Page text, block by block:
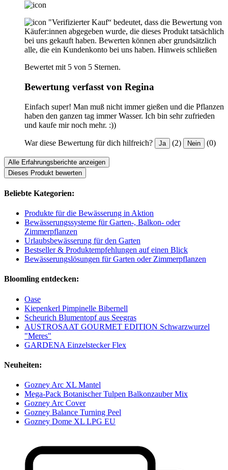
"Verifizierter Kauf“ bedeutet, dass die Bewertung von
Käufer:innen abgegeben wurde, die dieses Produkt tatsächlich
bei uns gekauft haben. Bewerten können aber grundsätzlich
alle, die ein Kundenkonto bei uns haben. Hinweis schließen
Bewertet mit 5 von 5 Sternen.
Bewertung verfasst von Regina
Einfach super! Man muß nicht immer gießen und die Pflanzen
haben den ganzen tag immer Wasser. Ich bin sehr zufrieden
und kaufe mir noch mehr. :))
War diese Bewertung für dich hilfreich? Ja (2) Nein (0)
Alle Erfahrungsberichte anzeigen
Dieses Produkt bewerten
Beliebte Kategorien:
Produkte für die Bewässerung in Aktion
Bewässerungssysteme für Garten-, Balkon- oder
Zimmerpflanzen
Urlaubsbewässerung für den Garten
Bestseller & Produktempfehlungen auf einen Blick
Bewässerungslösungen für Garten oder Zimmerpflanzen
Bloomling entdecken:
Oase
Kiepenkerl Pimpinelle Bibernell
Scheurich Blumentopf aus Seegras
AUSTROSAAT GOURMET EDITION Schwarzwurzel
"Meres"
GARDENA Einzelstecker Flex
Neuheiten:
Gozney Arc XL Mantel
Mega-Pack Botanischer Tulpen Balkonzauber Mix
Gozney Arc Cover
Gozney Balance Turning Peel
Gozney Dome XL LPG EU